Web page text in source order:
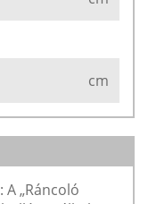
cm
„Ráncoló